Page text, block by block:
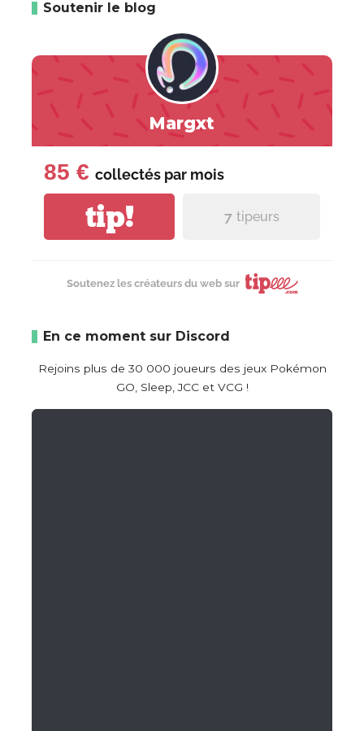
Soutenir le blog
Margxt
85 € collectés par mois
tip! 7 tipeurs
Soutenez les créateurs du web sur
En ce moment sur Discord
Rejoins plus de 30 000 joueurs des jeux Pokémon
GO, Sleep, JCC et VCG !